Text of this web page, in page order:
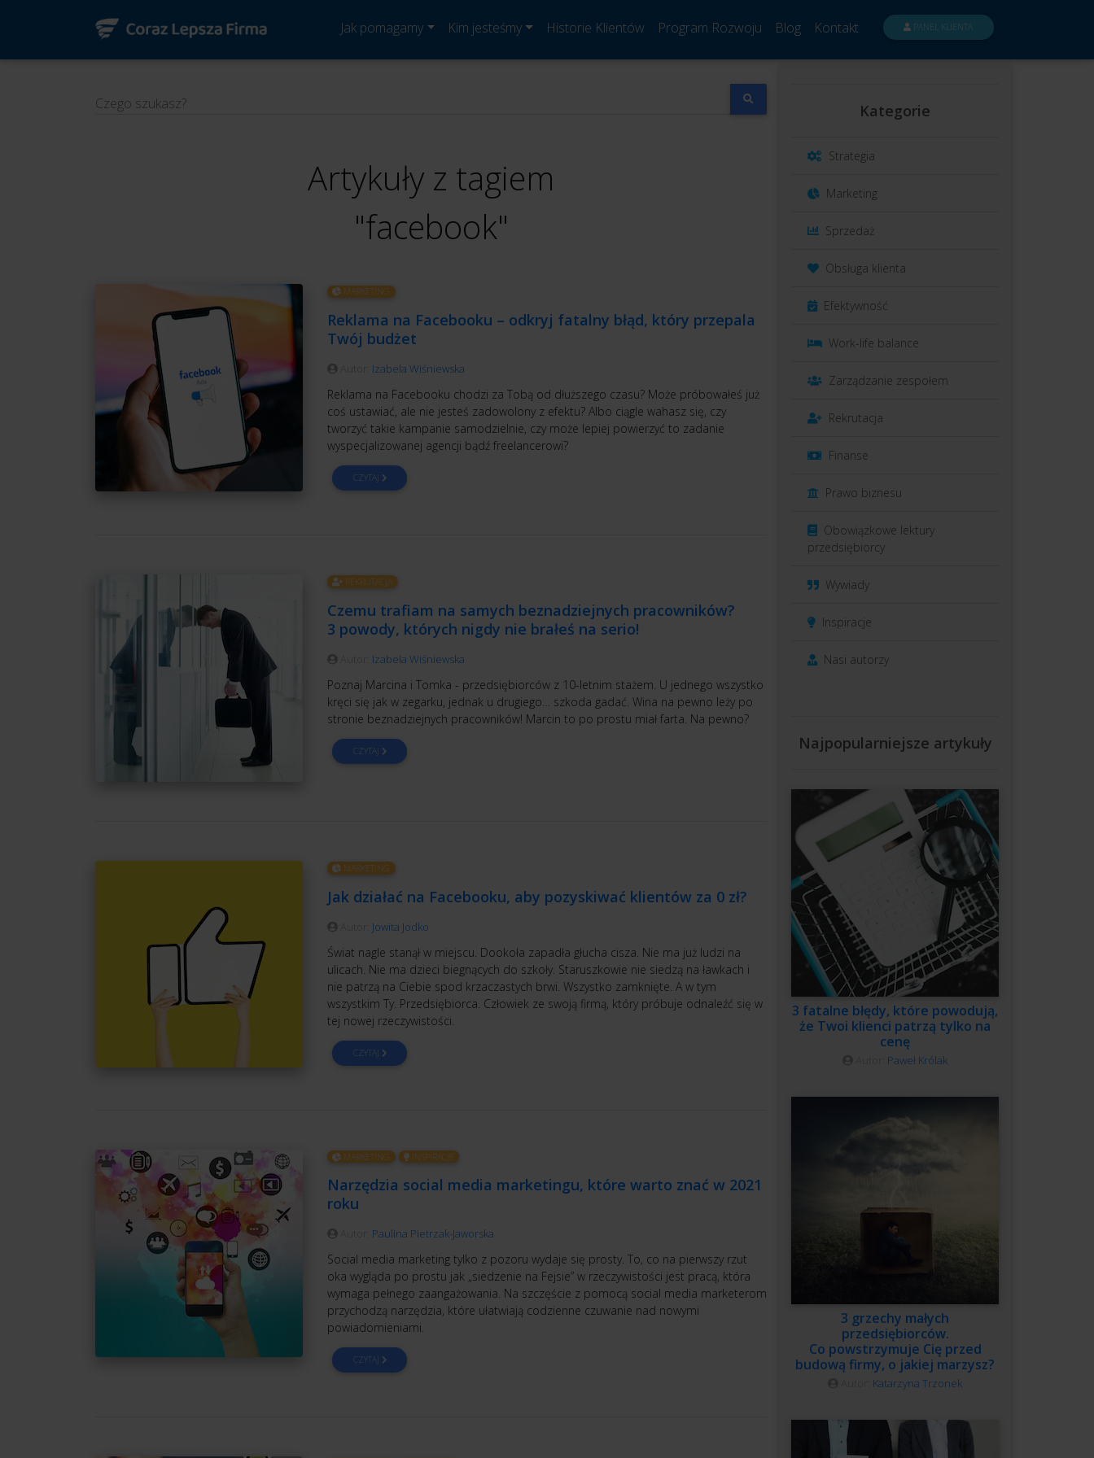
Jak pomagamy Kim jesteśmy Historie Klientów Program Rozwoju Blog Kontakt PANEL KLIENTA
Czego szukasz?
Artykuły z tagiem
"facebook"
MARKETING
Reklama na Facebooku – odkryj fatalny błąd, który przepala
Twój budżet
Izabela Wiśniewska
Reklama na Facebooku chodzi za Tobą od dłuższego czasu? Może próbowałeś już
coś ustawiać, ale nie jesteś zadowolony z efektu? Albo ciągle wahasz się, czy
tworzyć takie kampanie samodzielnie, czy może lepiej powierzyć to zadanie
wyspecjalizowanej agencji bądź freelancerowi?
CZYTAJ
REKRUTACJA
Czemu trafiam na samych beznadziejnych pracowników?
3 powody, których nigdy nie brałeś na serio!
Izabela Wiśniewska
Poznaj Marcina i Tomka - przedsiębiorców z 10-letnim stażem. U jednego wszystko
kręci się jak w zegarku, jednak u drugiego… szkoda gadać. Wina na pewno leży po
stronie beznadziejnych pracowników! Marcin to po prostu miał farta. Na pewno?
CZYTAJ
MARKETING
Jak działać na Facebooku, aby pozyskiwać klientów za 0 zł?
Jowita Jodko
Świat nagle stanął w miejscu. Dookoła zapadła głucha cisza. Nie ma już ludzi na
ulicach. Nie ma dzieci biegnących do szkoły. Staruszkowie nie siedzą na ławkach i
nie patrzą na Ciebie spod krzaczastych brwi. Wszystko zamknięte. A w tym
wszystkim Ty. Przedsiębiorca. Człowiek ze swoją firmą, który próbuje odnaleźć się w
tej nowej rzeczywistości.
CZYTAJ
MARKETING INSPIRACJE
Narzędzia social media marketingu, które warto znać w 2021
roku
Paulina Pietrzak-Jaworska
Social media marketing tylko z pozoru wydaje się prosty. To, co na pierwszy rzut
oka wygląda po prostu jak „siedzenie na Fejsie” w rzeczywistości jest pracą, która
wymaga pełnego zaangażowania. Na szczęście z pomocą social media marketerom
przychodzą narzędzia, które ułatwiają codzienne czuwanie nad nowymi
powiadomieniami.
CZYTAJ
Kategorie
Strategia
Marketing
Sprzedaż
Obsługa klienta
Efektywność
Work-life balance
Zarządzanie zespołem
Rekrutacja
Finanse
Prawo biznesu
Obowiązkowe lektury
przedsiębiorcy
Wywiady
Inspiracje
Nasi autorzy
Najpopularniejsze artykuły
3 fatalne błędy, które powodują,
że Twoi klienci patrzą tylko na
cenę
Paweł Królak
3 grzechy małych
przedsiębiorców.
Co powstrzymuje Cię przed
budową firmy, o jakiej marzysz?
Katarzyna Trzonek